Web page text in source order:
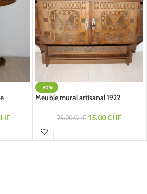
-80%
Meuble mural artisanal 1922
75.00CHF 15.00CHF